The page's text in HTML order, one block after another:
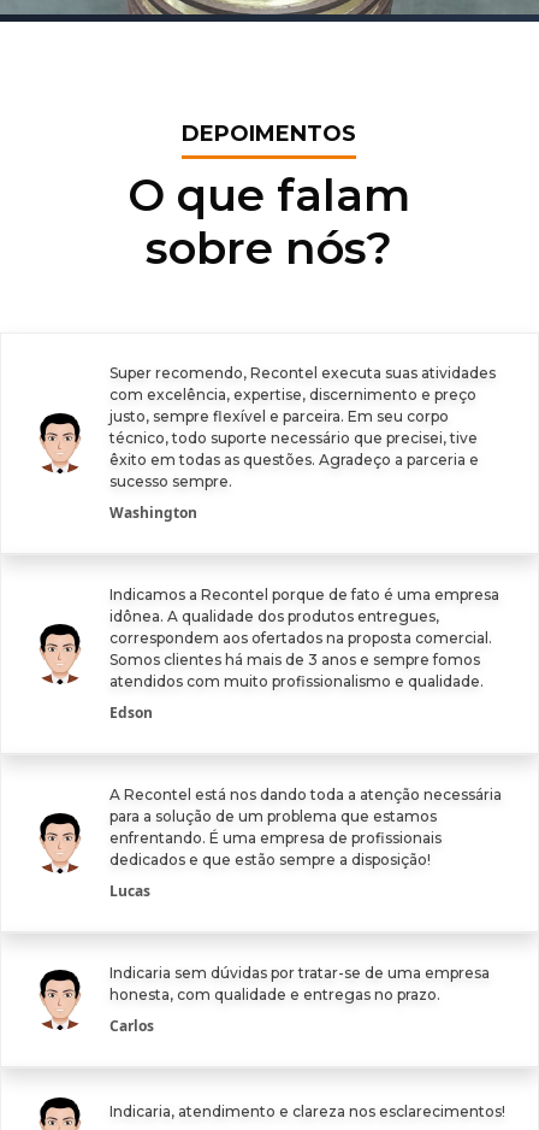
DEPOIMENTOS
O que falam
sobre nós?
Super recomendo, Recontel executa suas atividades
com excelência, expertise, discernimento e preço
justo, sempre flexível e parceira. Em seu corpo
técnico, todo suporte necessário que precisei, tive
êxito em todas as questões. Agradeço a parceria e
sucesso sempre.
Washington
Indicamos a Recontel porque de fato é uma empresa
idônea. A qualidade dos produtos entregues,
correspondem aos ofertados na proposta comercial.
Somos clientes há mais de 3 anos e sempre fomos
atendidos com muito profissionalismo e qualidade.
Edson
A Recontel está nos dando toda a atenção necessária
para a solução de um problema que estamos
enfrentando. É uma empresa de profissionais
dedicados e que estão sempre a disposição!
Lucas
Indicaria sem dúvidas por tratar-se de uma empresa
honesta, com qualidade e entregas no prazo.
Carlos
Indicaria, atendimento e clareza nos esclarecimentos!